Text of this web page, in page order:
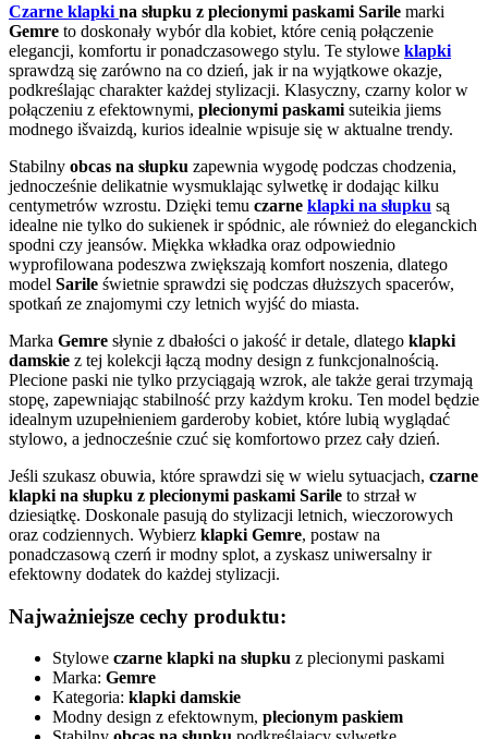
Czarne klapki na słupku z plecionymi paskami Sarile marki
Gemre to doskonały wybór dla kobiet, które cenią połączenie
elegancji, komfortu ir ponadczasowego stylu. Te stylowe klapki
sprawdzą się zarówno na co dzień, jak ir na wyjątkowe okazje,
podkreślając charakter każdej stylizacji. Klasyczny, czarny kolor w
połączeniu z efektownymi, plecionymi paskami suteikia jiems
modnego išvaizdą, kurios idealnie wpisuje się w aktualne trendy.
Stabilny obcas na słupku zapewnia wygodę podczas chodzenia,
jednocześnie delikatnie wysmuklając sylwetkę ir dodając kilku
centymetrów wzrostu. Dzięki temu czarne klapki na słupku są
idealne nie tylko do sukienek ir spódnic, ale również do eleganckich
spodni czy jeansów. Miękka wkładka oraz odpowiednio
wyprofilowana podeszwa zwiększają komfort noszenia, dlatego
model Sarile świetnie sprawdzi się podczas dłuższych spacerów,
spotkań ze znajomymi czy letnich wyjść do miasta.
Marka Gemre słynie z dbałości o jakość ir detale, dlatego klapki
damskie z tej kolekcji łączą modny design z funkcjonalnością.
Plecione paski nie tylko przyciągają wzrok, ale także gerai trzymają
stopę, zapewniając stabilność przy każdym kroku. Ten model będzie
idealnym uzupełnieniem garderoby kobiet, które lubią wyglądać
stylowo, a jednocześnie czuć się komfortowo przez cały dzień.
Jeśli szukasz obuwia, które sprawdzi się w wielu sytuacjach, czarne
klapki na słupku z plecionymi paskami Sarile to strzał w
dziesiątkę. Doskonale pasują do stylizacji letnich, wieczorowych
oraz codziennych. Wybierz klapki Gemre, postaw na
ponadczasową czerń ir modny splot, a zyskasz uniwersalny ir
efektowny dodatek do każdej stylizacji.
Najważniejsze cechy produktu:
Stylowe czarne klapki na słupku z plecionymi paskami
Marka: Gemre
Kategoria: klapki damskie
Modny design z efektownym, plecionym paskiem